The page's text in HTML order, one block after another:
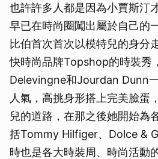
也許許多人都是因為小賈斯汀
早已在時尚圈闖出屬於自己的
比伯首次首次以模特兒的身分
快時尚品牌Topshop的時裝秀
Delevingne和Jourdan Dunn
人氣，高挑身形搭上完美臉蛋
兒的道路，在那之後她開始為
括Tommy Hilfiger、Dolce &
時也是各大時裝周、時尚活動